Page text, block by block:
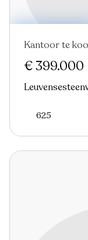
Kantoor te
€ 399.000
625